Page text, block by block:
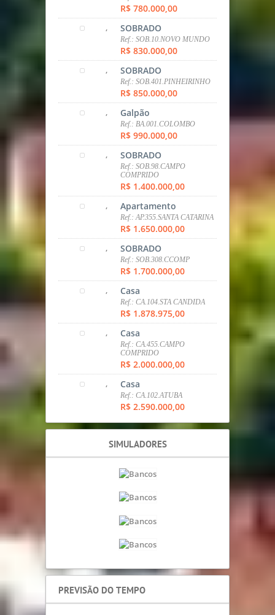
Ref.: AP.355.SANTA CATARINA
R$ 1.650.000,00
SOBRADO
Ref.: SOB.308.CCOMP
R$ 1.700.000,00
Casa
Ref.: CA.104.STA CANDIDA
R$ 1.878.975,00
Casa
Ref.: CA.455.CAMPO
COMPRIDO
R$ 2.000.000,00
Casa
Ref.: CA.102.ATUBA
R$ 2.590.000,00
SIMULADORES
PREVISÃO DO TEMPO
Centro - kitnet/studio 48m2 - novo, rua
pedro ivo com tv lapa, 165.000,00